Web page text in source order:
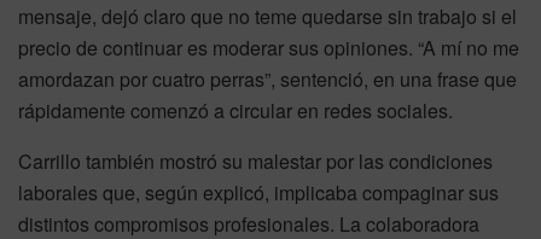
mensaje, dejó claro que no teme quedarse sin trabajo si el
precio de continuar es moderar sus opiniones. “A mí no me
amordazan por cuatro perras”, sentenció, en una frase que
rápidamente comenzó a circular en redes sociales.
Carrillo también mostró su malestar por las condiciones
laborales que, según explicó, implicaba compaginar sus
distintos compromisos profesionales. La colaboradora